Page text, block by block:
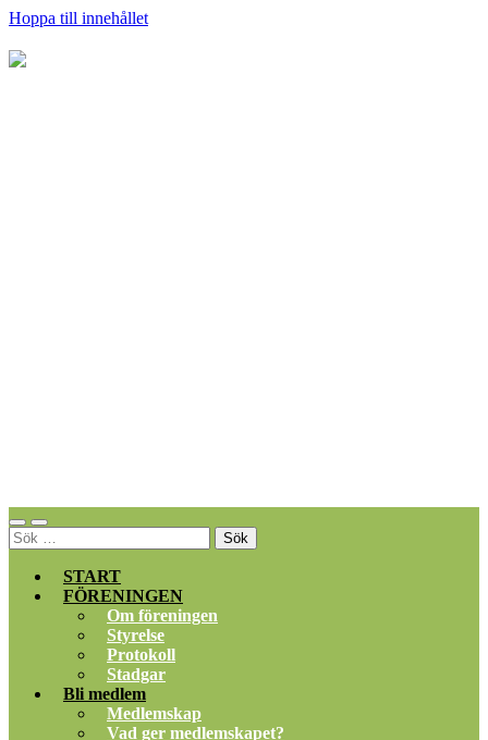
Hoppa till innehållet
Slå
på/av
Slå
på/av
Sök
efter:
START
FÖRENINGEN
Om föreningen
Styrelse
Protokoll
Stadgar
Bli medlem
Medlemskap
Vad ger medlemskapet?